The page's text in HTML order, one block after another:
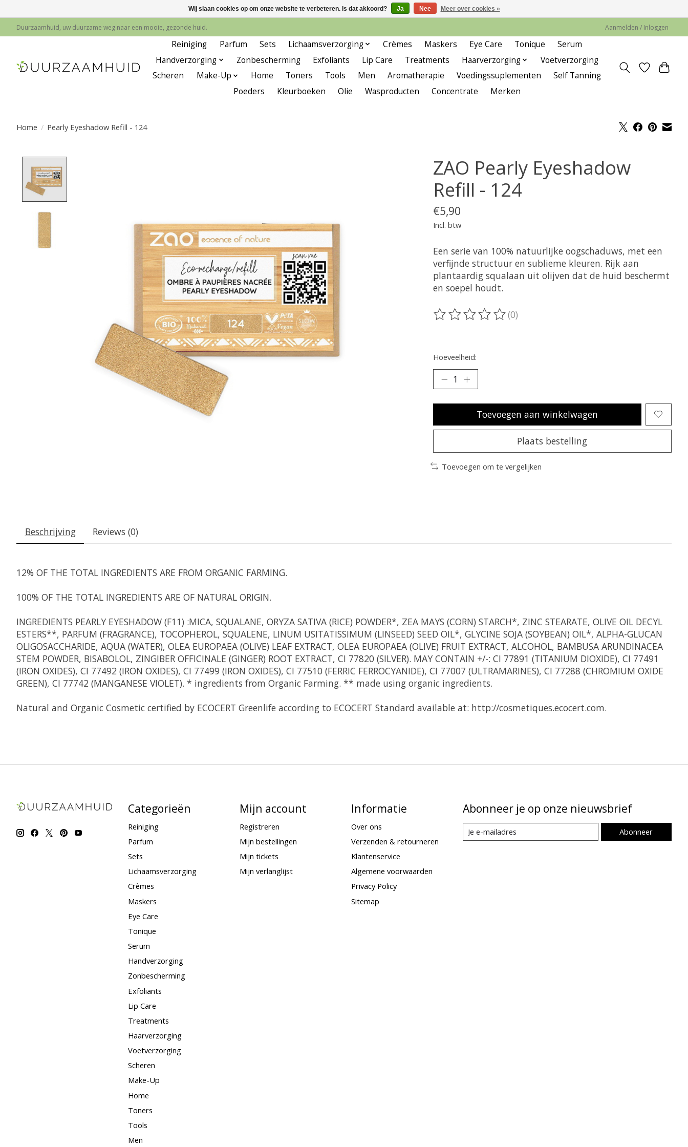
Duurzaamhuid, uw duurzame weg naar een mooie, gezonde huid. Aanmelden / Inloggen
Reiniging Parfum Sets Lichaamsverzorging Crèmes Maskers Eye Care Tonique
Serum
Handverzorging
Zonbescherming Exfoliants Lip Care Treatments Haarverzorging
Voetverzorging
Scheren
Make-Up Home Toners Tools Men Aromatherapie Voedingssuplementen
Self Tanning
Poeders
Kleurboeken Olie Wasproducten Concentrate Merken
Home / Pearly Eyeshadow Refill - 124
ZAO Pearly Eyeshadow
Refill - 124
€5,90
Incl. btw
Een serie van 100% natuurlijke oogschaduws, met een
verfijnde structuur en sublieme kleuren. Rijk aan
plantaardig squalaan uit olijven dat de huid beschermt
en soepel houdt.
De beoordeling van dit product is
(0)
Hoeveelheid:
Toevoegen aan winkelwagen
Plaats bestelling
Toevoegen om te vergelijken
Beschrijving Reviews (0)
12% OF THE TOTAL INGREDIENTS ARE FROM ORGANIC FARMING.
100% OF THE TOTAL INGREDIENTS ARE OF NATURAL ORIGIN.
INGREDIENTS PEARLY EYESHADOW (F11) :MICA, SQUALANE, ORYZA SATIVA (RICE) POWDER*, ZEA MAYS (CORN) STARCH*, ZINC STEARATE, OLIVE OIL DECYL
ESTERS**, PARFUM (FRAGRANCE), TOCOPHEROL, SQUALENE, LINUM USITATISSIMUM (LINSEED) SEED OIL*, GLYCINE SOJA (SOYBEAN) OIL*, ALPHA-GLUCAN
OLIGOSACCHARIDE, AQUA (WATER), OLEA EUROPAEA (OLIVE) LEAF EXTRACT, OLEA EUROPAEA (OLIVE) FRUIT EXTRACT, ALCOHOL, BAMBUSA ARUNDINACEA
STEM POWDER, BISABOLOL, ZINGIBER OFFICINALE (GINGER) ROOT EXTRACT, CI 77820 (SILVER). MAY CONTAIN +/-: CI 77891 (TITANIUM DIOXIDE), CI 77491
(IRON OXIDES), CI 77492 (IRON OXIDES), CI 77499 (IRON OXIDES), CI 77510 (FERRIC FERROCYANIDE), CI 77007 (ULTRAMARINES), CI 77288 (CHROMIUM OXIDE
GREEN), CI 77742 (MANGANESE VIOLET). * ingredients from Organic Farming. ** made using organic ingredients.
Natural and Organic Cosmetic certified by ECOCERT Greenlife according to ECOCERT Standard available at: http://cosmetiques.ecocert.com.
Categorieën
Reiniging
Parfum
Sets
Lichaamsverzorging
Crèmes
Maskers
Eye Care
Tonique
Serum
Handverzorging
Zonbescherming
Exfoliants
Lip Care
Treatments
Haarverzorging
Voetverzorging
Scheren
Make-Up
Home
Toners
Tools
Men
Mijn account
Registreren
Mijn bestellingen
Mijn tickets
Mijn verlanglijst
Informatie
Over ons
Verzenden & retourneren
Klantenservice
Algemene voorwaarden
Privacy Policy
Sitemap
Abonneer je op onze nieuwsbrief
Abonneer
Wij slaan cookies op om onze website te verbeteren. Is dat akkoord? Ja Nee Meer over cookies »